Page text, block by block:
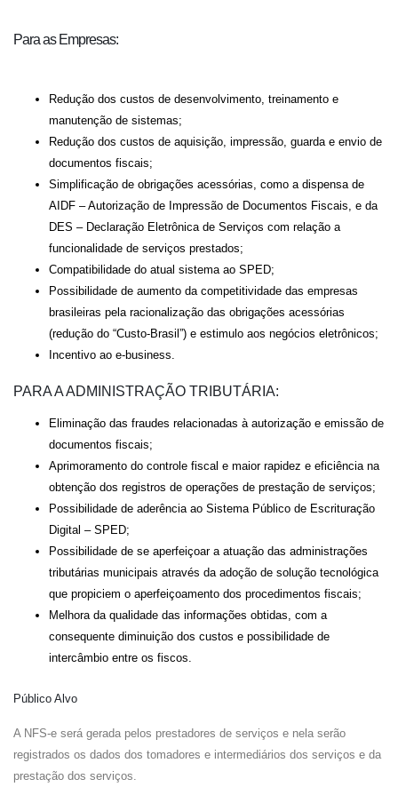
Para as Empresas:
Redução dos custos de desenvolvimento, treinamento e
manutenção de sistemas;
Redução dos custos de aquisição, impressão, guarda e envio de
documentos fiscais;
Simplificação de obrigações acessórias, como a dispensa de
AIDF – Autorização de Impressão de Documentos Fiscais, e da
DES – Declaração Eletrônica de Serviços com relação a
funcionalidade de serviços prestados;
Compatibilidade do atual sistema ao SPED;
Possibilidade de aumento da competitividade das empresas
brasileiras pela racionalização das obrigações acessórias
(redução do “Custo-Brasil”) e estimulo aos negócios eletrônicos;
Incentivo ao e-business.
PARA A ADMINISTRAÇÃO TRIBUTÁRIA:
Eliminação das fraudes relacionadas à autorização e emissão de
documentos fiscais;
Aprimoramento do controle fiscal e maior rapidez e eficiência na
obtenção dos registros de operações de prestação de serviços;
Possibilidade de aderência ao Sistema Público de Escrituração
Digital – SPED;
Possibilidade de se aperfeiçoar a atuação das administrações
tributárias municipais através da adoção de solução tecnológica
que propiciem o aperfeiçoamento dos procedimentos fiscais;
Melhora da qualidade das informações obtidas, com a
consequente diminuição dos custos e possibilidade de
intercâmbio entre os fiscos.
Público Alvo
A NFS-e será gerada pelos prestadores de serviços e nela serão
registrados os dados dos tomadores e intermediários dos serviços e da
prestação dos serviços.